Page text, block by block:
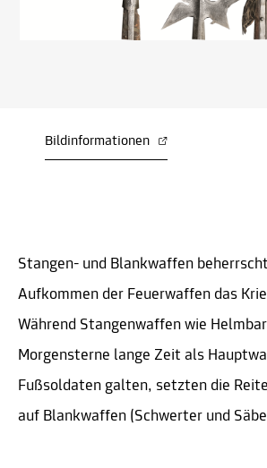
Bildinformationen
Stangen- und Blankwaffen
Aufkommen der Feuerwaffen das
Während Stangenwaffen wie
Morgensterne lange Zeit als
Fußsoldaten galten, setzten die
auf Blankwaffen (Schwerter und